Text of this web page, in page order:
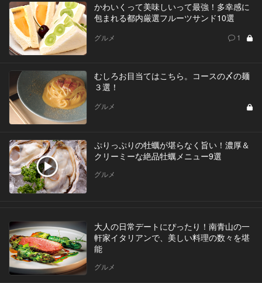
かわいくって美味しいって最強！多幸感に
包まれる都内厳選フルーツサンド10選
グルメ 1
むしろお目当てはこちら。コースの〆の麺
３選！
グルメ
ぷりっぷりの牡蠣が堪らなく旨い！濃厚＆
クリーミーな絶品牡蠣メニュー9選
グルメ
大人の日常デートにぴったり！南青山の一
軒家イタリアンで、美しい料理の数々を堪
能
グルメ